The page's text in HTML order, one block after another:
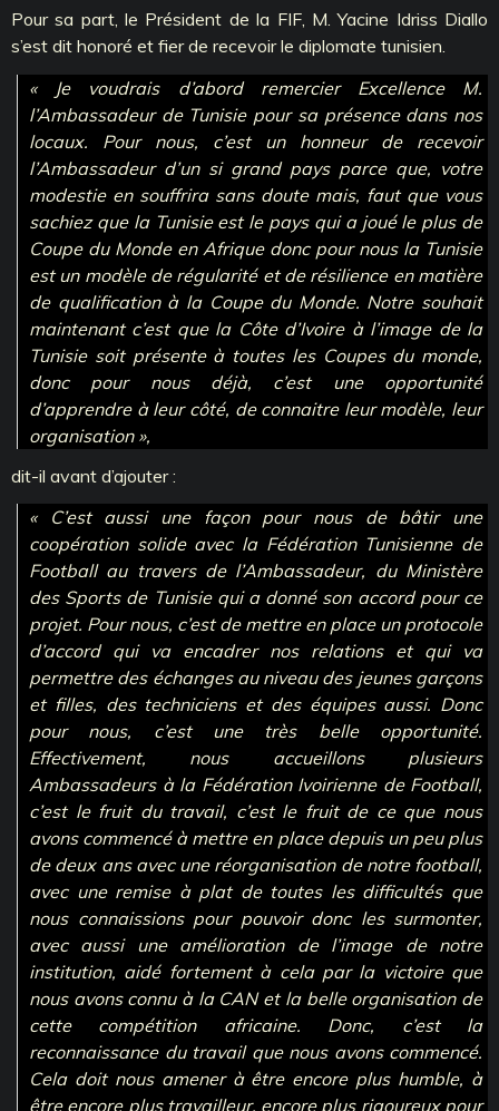
Pour sa part, le Président de la FIF, M. Yacine Idriss Diallo
s’est dit honoré et fier de recevoir le diplomate tunisien.
« Je voudrais d’abord remercier Excellence M.
l’Ambassadeur de Tunisie pour sa présence dans nos
locaux. Pour nous, c’est un honneur de recevoir
l’Ambassadeur d’un si grand pays parce que, votre
modestie en souffrira sans doute mais, faut que vous
sachiez que la Tunisie est le pays qui a joué le plus de
Coupe du Monde en Afrique donc pour nous la Tunisie
est un modèle de régularité et de résilience en matière
de qualification à la Coupe du Monde. Notre souhait
maintenant c’est que la Côte d’Ivoire à l’image de la
Tunisie soit présente à toutes les Coupes du monde,
donc pour nous déjà, c’est une opportunité
d’apprendre à leur côté, de connaitre leur modèle, leur
organisation »,
dit-il avant d’ajouter :
« C’est aussi une façon pour nous de bâtir une
coopération solide avec la Fédération Tunisienne de
Football au travers de l’Ambassadeur, du Ministère
des Sports de Tunisie qui a donné son accord pour ce
projet. Pour nous, c’est de mettre en place un protocole
d’accord qui va encadrer nos relations et qui va
permettre des échanges au niveau des jeunes garçons
et filles, des techniciens et des équipes aussi. Donc
pour nous, c’est une très belle opportunité.
Effectivement, nous accueillons plusieurs
Ambassadeurs à la Fédération Ivoirienne de Football,
c’est le fruit du travail, c’est le fruit de ce que nous
avons commencé à mettre en place depuis un peu plus
de deux ans avec une réorganisation de notre football,
avec une remise à plat de toutes les difficultés que
nous connaissions pour pouvoir donc les surmonter,
avec aussi une amélioration de l’image de notre
institution, aidé fortement à cela par la victoire que
nous avons connu à la CAN et la belle organisation de
cette compétition africaine. Donc, c’est la
reconnaissance du travail que nous avons commencé.
Cela doit nous amener à être encore plus humble, à
être encore plus travailleur, encore plus rigoureux pour